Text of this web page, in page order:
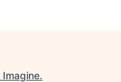
Imagine.